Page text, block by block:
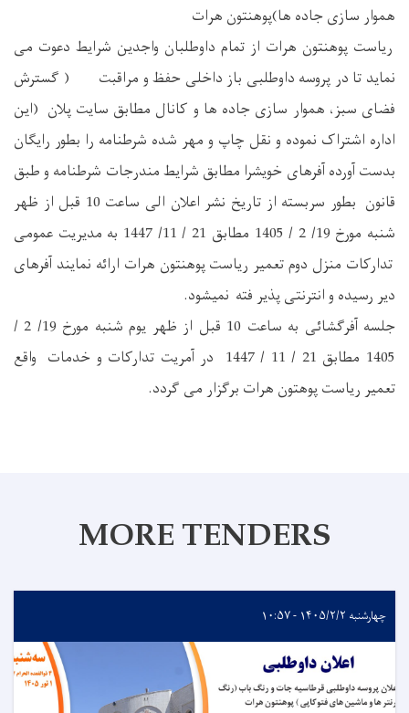
هموار سازی جاده ها)پوهنتون هرات
ریاست پوهنتون هرات از تمام داوطلبان واجدین شرایط دعوت می
نماید تا در پروسه داوطلبی باز داخلی حفظ و مراقبت ( گسترش
فضای سبز، هموار سازی جاده ها و کانال مطابق سایت پلان (این
اداره اشتراک نموده و نقل چاپ و مهر شده شرطنامه را بطور رایگان
بدست آورده آفرهای خویشرا مطابق شرایط مندرجات شرطنامه و طبق
قانون بطور سربسته از تاریخ نشر اعلان الی ساعت 10 قبل از ظهر
شنبه مورخ 19/ 2 / 1405 مطابق 21 / 11/ 1447 به مدیریت عمومی
تدارکات منزل دوم تعمیر ریاست پوهنتون هرات ارائه نمایند آفرهای
دیر رسیده و انترنتی پذیر فته نمیشود.
جلسه آفرگشائی به ساعت 10 قبل از ظهر یوم شنبه مورخ 19/ 2 /
1405 مطابق 21 / 11 / 1447 در آمریت تدارکات و خدمات واقع
تعمیر ریاست پوهتون هرات برگزار می گردد.
MORE TENDERS
چهارشنبه ۱۴۰۵/۲/۲ - ۱۰:۵۷